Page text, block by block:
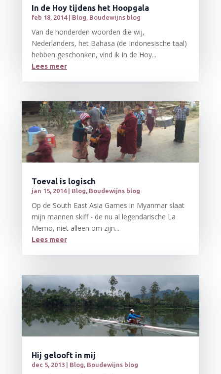
In de Hoy tijdens het Hoopgala
feb 18, 2014| Blog Boudewijns blog
Van de honderden woorden die wij,
Nederlanders, het Bahasa (de Indonesische taal)
hebben geschonken, vind ik In de Hoy...
Lees meer
Toeval is logisch
jan 15, 2014| Blog, Boudewijns blog
Op de South East Asia Games in Myanmar slaat
mijn mannen skiff - de nu al legendarische La
Memo, niet alleen om zijn...
Lees meer
Hij gelooft in mij
dec 5, 2013| Blog, Boudewijns blog